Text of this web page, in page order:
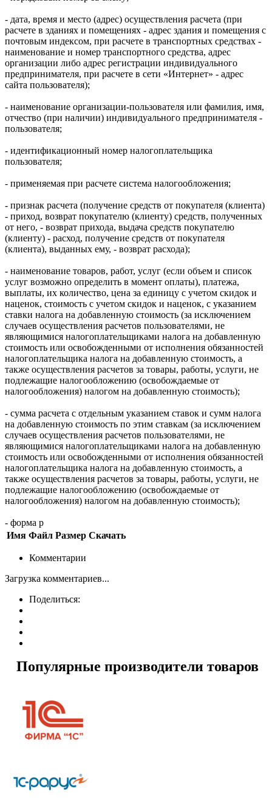
- дата, время и место (адрес) осуществления расчета (при
расчете в зданиях и помещениях - адрес здания и помещения с
почтовым индексом, при расчете в транспортных средствах -
наименование и номер транспортного средства, адрес
организации либо адрес регистрации индивидуального
предпринимателя, при расчете в сети «Интернет» - адрес
сайта пользователя);
- наименование организации-пользователя или фамилия, имя,
отчество (при наличии) индивидуального предпринимателя -
пользователя;
- идентификационный номер налогоплательщика
пользователя;
- применяемая при расчете система налогообложения;
- признак расчета (получение средств от покупателя (клиента)
- приход, возврат покупателю (клиенту) средств, полученных
от него, - возврат прихода, выдача средств покупателю
(клиенту) - расход, получение средств от покупателя
(клиента), выданных ему, - возврат расхода);
- наименование товаров, работ, услуг (если объем и список
услуг возможно определить в момент оплаты), платежа,
выплаты, их количество, цена за единицу с учетом скидок и
наценок, стоимость с учетом скидок и наценок, с указанием
ставки налога на добавленную стоимость (за исключением
случаев осуществления расчетов пользователями, не
являющимися налогоплательщиками налога на добавленную
стоимость или освобожденными от исполнения обязанностей
налогоплательщика налога на добавленную стоимость, а
также осуществления расчетов за товары, работы, услуги, не
подлежащие налогообложению (освобождаемые от
налогообложения) налогом на добавленную стоимость);
- сумма расчета с отдельным указанием ставок и сумм налога
на добавленную стоимость по этим ставкам (за исключением
случаев осуществления расчетов пользователями, не
являющимися налогоплательщиками налога на добавленную
стоимость или освобожденными от исполнения обязанностей
налогоплательщика налога на добавленную стоимость, а
также осуществления расчетов за товары, работы, услуги, не
подлежащие налогообложению (освобождаемые от
налогообложения) налогом на добавленную стоимость);
- форма р
Имя Файл Размер Скачать
Комментарии
Загрузка комментариев...
Поделиться:
Популярные производители товаров